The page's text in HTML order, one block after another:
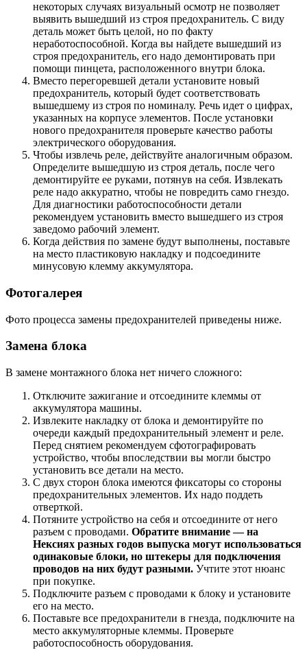
некоторых случаях визуальный осмотр не позволяет
выявить вышедший из строя предохранитель. С виду
деталь может быть целой, но по факту
неработоспособной. Когда вы найдете вышедший из
строя предохранитель, его надо демонтировать при
помощи пинцета, расположенного внутри блока.
Вместо перегоревшей детали установите новый
предохранитель, который будет соответствовать
вышедшему из строя по номиналу. Речь идет о цифрах,
указанных на корпусе элементов. После установки
нового предохранителя проверьте качество работы
электрического оборудования.
Чтобы извлечь реле, действуйте аналогичным образом.
Определите вышедшую из строя деталь, после чего
демонтируйте ее руками, потянув на себя. Извлекать
реле надо аккуратно, чтобы не повредить само гнездо.
Для диагностики работоспособности детали
рекомендуем установить вместо вышедшего из строя
заведомо рабочий элемент.
Когда действия по замене будут выполнены, поставьте
на место пластиковую накладку и подсоедините
минусовую клемму аккумулятора.
Фотогалерея
Фото процесса замены предохранителей приведены ниже.
Замена блока
В замене монтажного блока нет ничего сложного:
Отключите зажигание и отсоедините клеммы от
аккумулятора машины.
Извлеките накладку от блока и демонтируйте по
очереди каждый предохранительный элемент и реле.
Перед снятием рекомендуем сфотографировать
устройство, чтобы впоследствии вы могли быстро
установить все детали на место.
С двух сторон блока имеются фиксаторы со стороны
предохранительных элементов. Их надо поддеть
отверткой.
Потяните устройство на себя и отсоедините от него
разъем с проводами. Обратите внимание — на
Нексиях разных годов выпуска могут использоваться
одинаковые блоки, но штекеры для подключения
проводов на них будут разными. Учтите этот нюанс
при покупке.
Подключите разъем с проводами к блоку и установите
его на место.
Поставьте все предохранители в гнезда, подключите на
место аккумуляторные клеммы. Проверьте
работоспособность оборудования.